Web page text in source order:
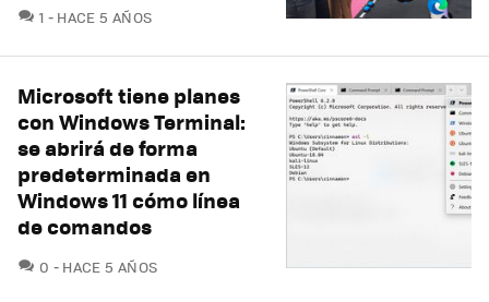
1 COMENTARIOS
HACE 5 AÑOS
Microsoft tiene planes
con Windows Terminal:
se abrirá de forma
predeterminada en
Windows 11 cómo línea
de comandos
0 COMENTARIOS
HACE 5 AÑOS